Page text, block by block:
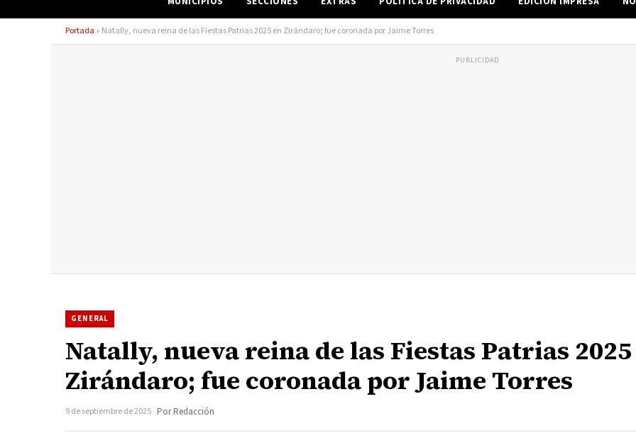
Portada » Natally, nueva reina de las Fiestas Patrias 2025 en Zirándaro; fue coronada por Jaime Torres
PUBLICIDAD
GENERAL
Natally, nueva reina de las Fiestas Patrias
Zirándaro; fue coronada por Jaime Torres
9 de septiembre de 2025 Por Redacción